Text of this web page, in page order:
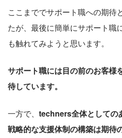
ここまででサポート職への期待
たが、最後に簡単にサポート職
も触れてみようと思います。
サポート職には目の前のお客様
待しています。
一方で、 techners全体としての
戦略的な支援体制の構築は期待